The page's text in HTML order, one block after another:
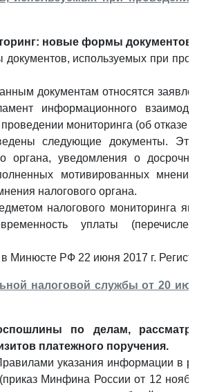
новые формы документов.
используемых при
документам относятся
информационного
мониторинга (об отказе
следующие документы.
органа, уведомления о
мотивированных
налогового органа.
налогового мониторинга
уплаты
Минюсте РФ 22 июня 2017 г.
налоговой службы от 20
по делам,
платежного поручения.
указания информации в
Минфина России от 12